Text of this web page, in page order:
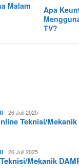
Malam
Apa
TV?
26 Juli 2025
Teknisi/
26 Juli 2025
Mekanik